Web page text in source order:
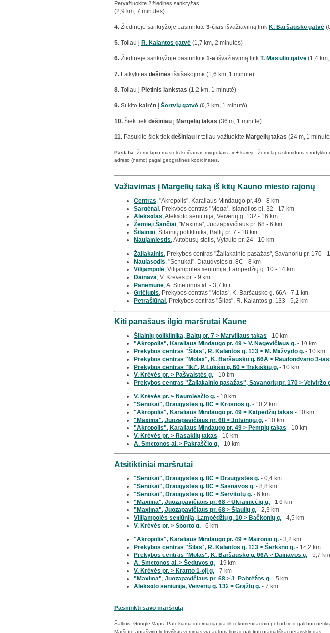
Pervažiuokite 2 žiedines sankryžas
(2,9 km, 7 minutės)
4. Žiedinėje sankryžoje pasirinkite 3-čias išvažiavimą link K. Baršausko gatvė
5. Toliau į R. Kalantos gatvė (1,7 km, 2 minutės)
6. Žiedinėje sankryžoje pasirinkite 1-a išvažiavimą link T. Masiulio gatvė (1,4
7. Laikykitės dešinės išsišakojime (1,6 km, 1 minutė)
8. Toliau į Pietinis lankstas (1,2 km, 1 minutė)
9. Sukite kairėn į Šertvių gatvė (0,2 km, 1 minutė)
10. Šiek tiek dešiniau į Margelių takas (36 m, 1 minutė)
11. Pasukite šiek tiek dešiniau ir toliau važiuokite Margelių takas (24 m, 1
Pastaba. Žemėlapio mastelis keičiamas mygtukais - ir+ kairėje. Žemėlapis stumdomas
adreso (namo) pagal geografines koordinates.
Važiavimas į Margelių taką iš kitų Kauno miesto rajonų
Centras , "Akropolis", Karaliaus Mindaugo pr. 49 - 8 km
Sargėnai , Prekybos centras "Mega", Islandijos pl. 32 - 17 km
Aleksotas , Aleksoto seniūnija, Veiverių g. 132 - 16 km
Žemieji Šančiai , "Maxima", Juozapavičiaus pr. 68 - 6 km
Šilainiai , Šilainių poliklinika, Baltų pr. 7 - 18 km
Naujamiestis , Autobusų stotis, Vytauto pr. 24 - 10 km
Žaliakalnis , Prekybos centras "Žaliakalnio pasažas", Savanorių pr. 170 -
Naujasodis , "Senukai", Draugystės g. 8C - 8 km
Vilijampolė , Vilijampolės seniūnija, Lampėdžių g. 10 - 14 km
Dainava , V. Krėvės pr. - 9 km
Panemunė , A. Smetonos al. - 3,7 km
Gričiupis , Prekybos centras "Molas", K. Baršausko g. 66A - 7,1 km
Petrašiūnai , Prekybos centras "Šilas", R. Kalantos g. 133 - 5,2 km
Kiti panašaus ilgio maršrutai Kaune
Šilainių poliklinika, Baltų pr. 7 > Marviliaus takas - 10 km
"Akropolis", Karaliaus Mindaugo pr. 49 > V. Nagevičiaus g. - 10 km
Prekybos centras "Šilas", R. Kalantos g. 133 > M. Mažvydo g. - 10 km
Prekybos centras "Molas", K. Baršausko g. 66A > Raudondvario 3-
Prekybos centras "Iki", P. Lukšio g. 60 > Trakiškių g. - 10 km
V. Krėvės pr. > Pašvaistės g. - 10 km
Prekybos centras "Žaliakalnio pasažas", Savanorių pr. 170 > Veiviržo
V. Krėvės pr. > Naumiesčio g. - 10 km
"Senukai", Draugystės g. 8C > Krosnos g. - 10,2 km
"Akropolis", Karaliaus Mindaugo pr. 49 > Katpėdžių takas - 10 km
"Maxima", Juozapavičiaus pr. 68 > Jotvingių g. - 10 km
"Akropolis", Karaliaus Mindaugo pr. 49 > Pempių takas - 10 km
V. Krėvės pr. > Rasakilų takas - 10 km
A. Smetonos al. > Pakraščio g. - 10 km
Atsitiktiniai maršrutai
"Senukai", Draugystės g. 8C > Draugystės g. - 0,4 km
"Senukai", Draugystės g. 8C > Sasnavos g. - 8,8 km
"Senukai", Draugystės g. 8C > Servitutų g. - 6 km
"Maxima", Juozapavičiaus pr. 68 > Ukrainiečių g. - 1,6 km
"Maxima", Juozapavičiaus pr. 68 > Šiaulių g. - 2,3 km
Vilijampolės seniūnija, Lampėdžių g. 10 > Bačkonių g. - 4,5 km
V. Krėvės pr. > Sporto g. - 6 km
"Akropolis", Karaliaus Mindaugo pr. 49 > Maironio g. - 3,2 km
Prekybos centras "Šilas", R. Kalantos g. 133 > Šerkšno g. - 14,2 km
Prekybos centras "Molas", K. Baršausko g. 66A > Dainavos g. - 5,7 km
A. Smetonos al. > Šeduvos g. - 19 km
V. Krėvės pr. > Kranto 1-oji g. - 7 km
"Maxima", Juozapavičiaus pr. 68 > J. Pabrėžos g. - 5 km
Aleksoto seniūnija, Veiverių g. 132 > Grąžtų g. - 7 km
Pasirinkti savo maršrutą
Šaltinis: Google Maps. Pateikiama informacija yra tik rekomendacinio pobūdžio ir gali būti
Maršruto aprašymo lietuviškas vertimas yra automatinis ir gali būti gramatiškai netaisyklingas.